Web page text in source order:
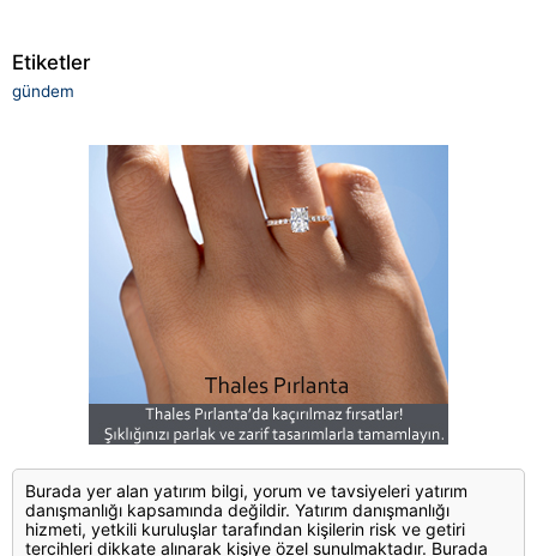
Etiketler
gündem
Burada yer alan yatırım bilgi, yorum ve tavsiyeleri yatırım
danışmanlığı kapsamında değildir. Yatırım danışmanlığı
hizmeti, yetkili kuruluşlar tarafından kişilerin risk ve getiri
tercihleri dikkate alınarak kişiye özel sunulmaktadır. Burada